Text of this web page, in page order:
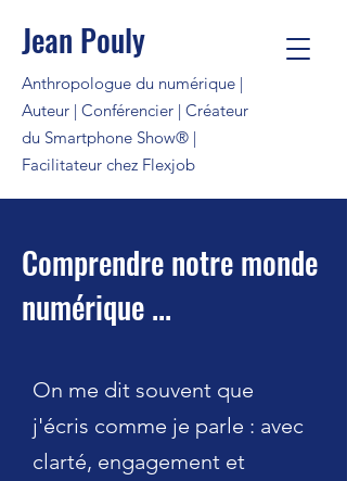
Jean Pouly
Anthropologue du numérique |
Auteur | Conférencier | Créateur
du Smartphone Show® |
Facilitateur chez Flexjob
Comprendre notre monde
numérique ...
On me dit souvent que
j'écris comme je parle : avec
clarté, engagement et